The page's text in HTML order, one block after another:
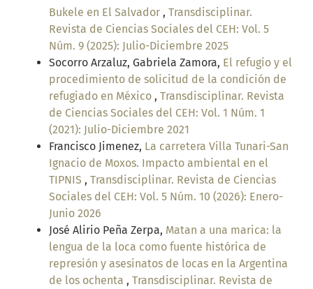
Bukele en El Salvador , Transdisciplinar.
Revista de Ciencias Sociales del CEH: Vol. 5
Núm. 9 (2025): Julio-Diciembre 2025
Socorro Arzaluz, Gabriela Zamora, El refugio y el
procedimiento de solicitud de la condición de
refugiado en México , Transdisciplinar. Revista
de Ciencias Sociales del CEH: Vol. 1 Núm. 1
(2021): Julio-Diciembre 2021
Francisco Jimenez, La carretera Villa Tunari-San
Ignacio de Moxos. Impacto ambiental en el
TIPNIS , Transdisciplinar. Revista de Ciencias
Sociales del CEH: Vol. 5 Núm. 10 (2026): Enero-
Junio 2026
José Alirio Peña Zerpa, Matan a una marica: la
lengua de la loca como fuente histórica de
represión y asesinatos de locas en la Argentina
de los ochenta , Transdisciplinar. Revista de